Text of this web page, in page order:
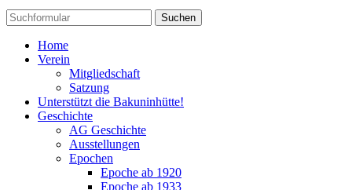
Suchen
Home
Verein
Mitgliedschaft
Satzung
Unterstützt die Bakuninhütte!
Geschichte
AG Geschichte
Ausstellungen
Epochen
Epoche ab 1920
Epoche ab 1933